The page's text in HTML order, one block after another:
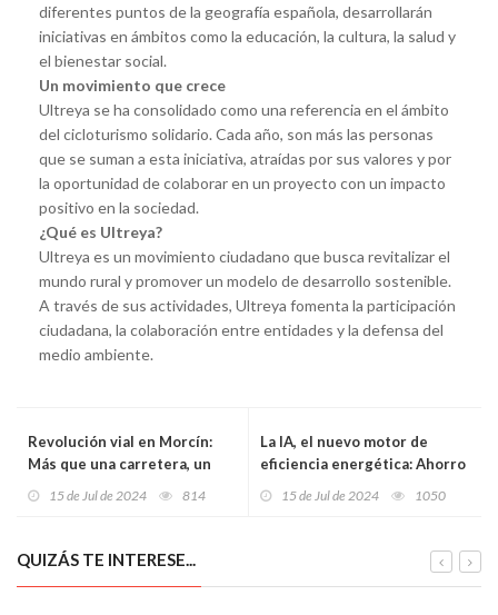
diferentes puntos de la geografía española, desarrollarán
iniciativas en ámbitos como la educación, la cultura, la salud y
el bienestar social.
Un movimiento que crece
Ultreya se ha consolidado como una referencia en el ámbito
del cicloturismo solidario. Cada año, son más las personas
que se suman a esta iniciativa, atraídas por sus valores y por
la oportunidad de colaborar en un proyecto con un impacto
positivo en la sociedad.
¿Qué es Ultreya?
Ultreya es un movimiento ciudadano que busca revitalizar el
mundo rural y promover un modelo de desarrollo sostenible.
A través de sus actividades, Ultreya fomenta la participación
ciudadana, la colaboración entre entidades y la defensa del
medio ambiente.
Revolución vial en Morcín:
Más que una carretera, un
15 de Jul de 2024 814
La IA, el nuevo motor de
eficiencia energética: Ahorro
15 de Jul de 2024 1050
QUIZÁS TE INTERESE...